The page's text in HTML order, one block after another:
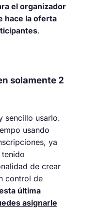
el organizador
hace la oferta
.
solamente 2
sencillo usarlo.
usando
ya
tenido
de crear
control de
última
asignarle